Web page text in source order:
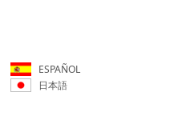
ESPAÑOL
日本語